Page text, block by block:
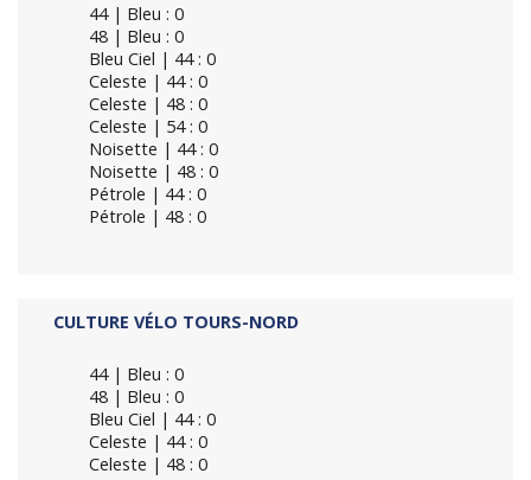
44 | Bleu : 0
48 | Bleu : 0
Bleu Ciel | 44 : 0
Celeste | 44 : 0
Celeste | 48 : 0
Celeste | 54 : 0
Noisette | 44 : 0
Noisette | 48 : 0
Pétrole | 44 : 0
Pétrole | 48 : 0
CULTURE VÉLO TOURS-NORD
44 | Bleu : 0
48 | Bleu : 0
Bleu Ciel | 44 : 0
Celeste | 44 : 0
Celeste | 48 : 0